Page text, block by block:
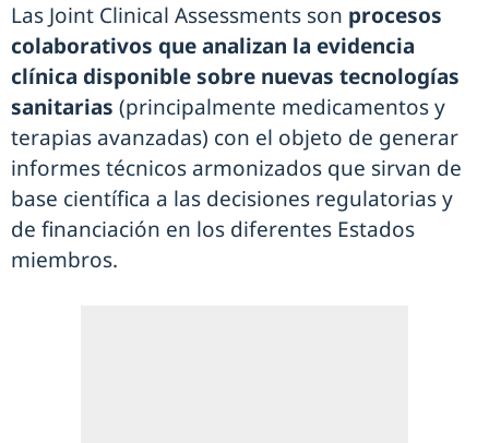
Las Joint Clinical Assessments son procesos
colaborativos que analizan la evidencia
clínica disponible sobre nuevas tecnologías
sanitarias (principalmente medicamentos y
terapias avanzadas) con el objeto de generar
informes técnicos armonizados que sirvan de
base científica a las decisiones regulatorias y
de financiación en los diferentes Estados
miembros.